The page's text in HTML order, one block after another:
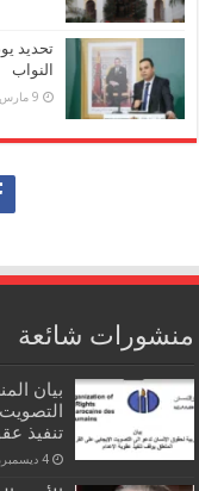
النواب
9 مارس، 2026
منشورات شائعة
بيان
تنفيذ
4 ديسمبر، 2018